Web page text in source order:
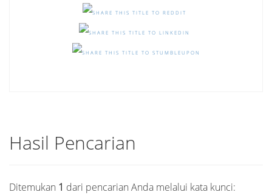
Hasil Pencarian
Ditemukan 1 dari pencarian Anda melalui kata kunci: